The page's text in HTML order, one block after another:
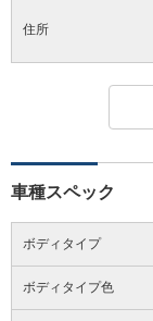
住所
車種スペック
ボディタイプ
ボディタイプ色